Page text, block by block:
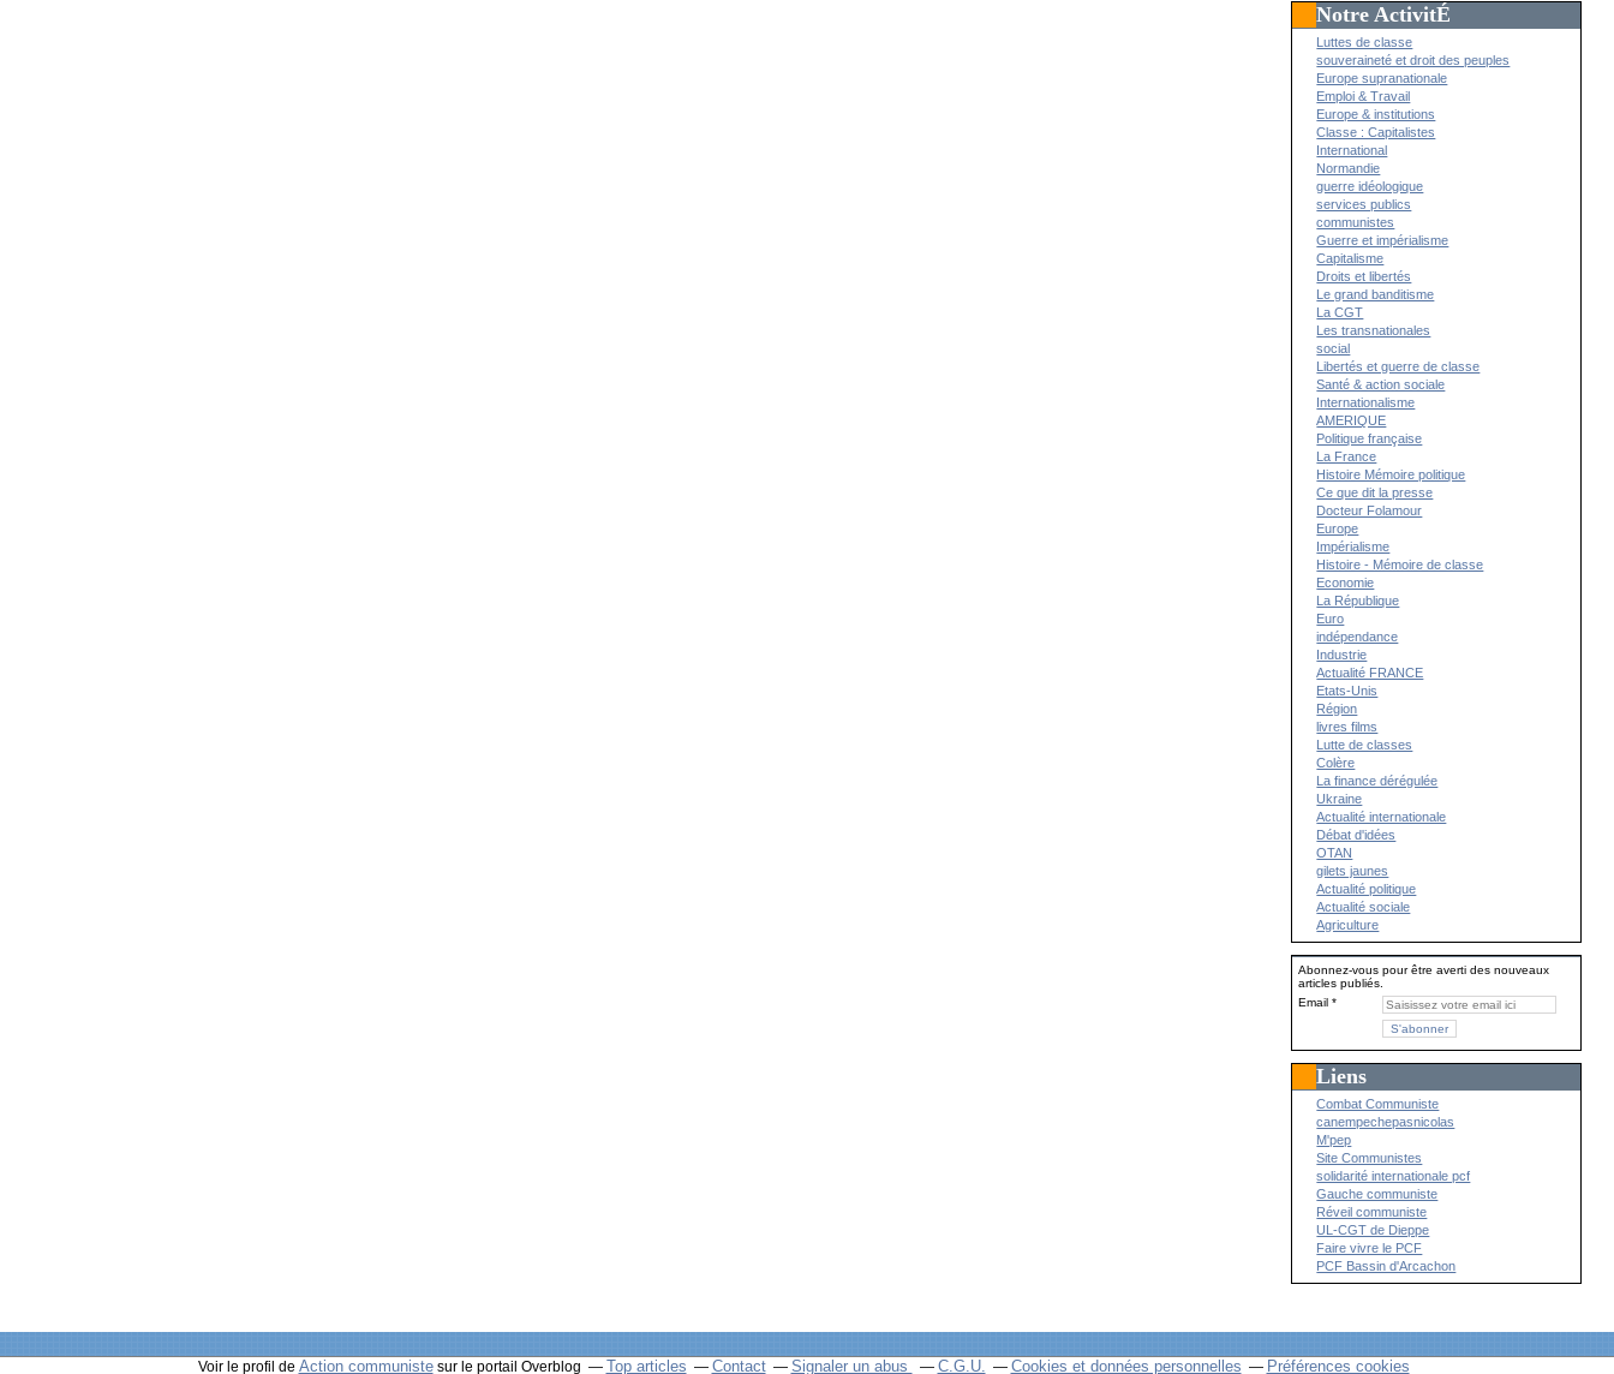
Notre ActivitÉ
Luttes de classe
souveraineté et droit des peuples
Europe supranationale
Emploi & Travail
Europe & institutions
Classe : Capitalistes
International
Normandie
guerre idéologique
services publics
communistes
Guerre et impérialisme
Capitalisme
Droits et libertés
Le grand banditisme
La CGT
Les transnationales
social
Libertés et guerre de classe
Santé & action sociale
Internationalisme
AMERIQUE
Politique française
La France
Histoire Mémoire politique
Ce que dit la presse
Docteur Folamour
Europe
Impérialisme
Histoire - Mémoire de classe
Economie
La République
Euro
indépendance
Industrie
Actualité FRANCE
Etats-Unis
Région
livres films
Lutte de classes
Colère
La finance dérégulée
Ukraine
Actualité internationale
Débat d'idées
OTAN
gilets jaunes
Actualité politique
Actualité sociale
Agriculture
Abonnez-vous pour être averti des nouveaux
articles publiés.
Email
Liens
Combat Communiste
canempechepasnicolas
M'pep
Site Communistes
solidarité internationale pcf
Gauche communiste
Réveil communiste
UL-CGT de Dieppe
Faire vivre le PCF
PCF Bassin d'Arcachon
Voir le profil de Action communistesur le portail Overblog Top articles Contact Signaler un abus C.G.U. Cookies et données personnelles Préférences cookies